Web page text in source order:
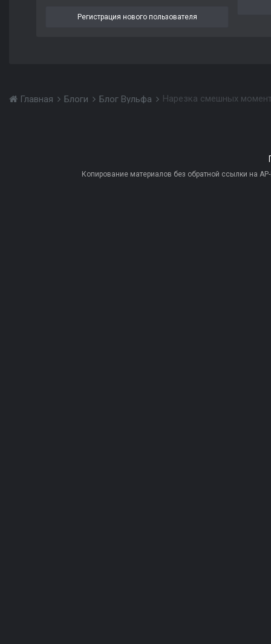
Регистрация нового пользователя
Главная Блоги Блог Вульфа Нарезка смешных
Копирование материалов без обратной ссылки на